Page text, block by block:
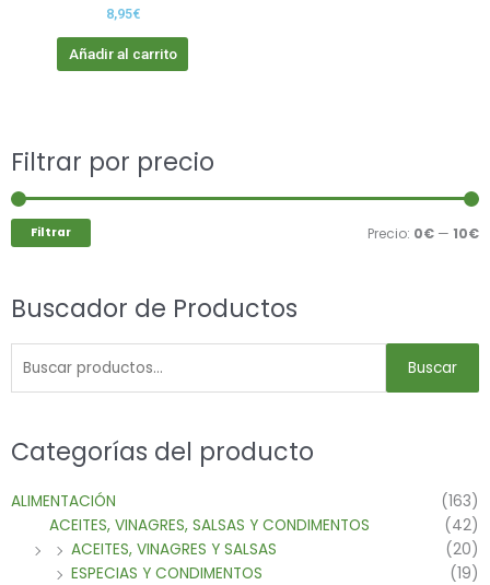
8,95€
Añadir al carrito
Filtrar por precio
Filtrar Precio: 0€ — 10€
Buscador de Productos
Buscar
Buscar
Categorías del producto
ALIMENTACIÓN
(163)
ACEITES, VINAGRES, SALSAS Y CONDIMENTOS
(42)
ACEITES, VINAGRES Y SALSAS
(20)
ESPECIAS Y CONDIMENTOS
(19)